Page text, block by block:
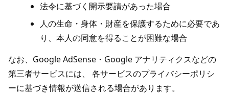
法令に基づく開示要請があった場合
人の生命・身体・財産を保護するために必要であ
り、本人の同意を得ることが困難な場合
なお、Google AdSense・Google アナリティクスなどの
第三者サービスには、 各サービスのプライバシーポリシ
ーに基づき情報が送信される場合があります。